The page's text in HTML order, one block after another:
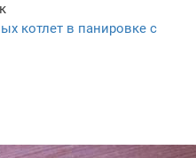
котлет в панировке с